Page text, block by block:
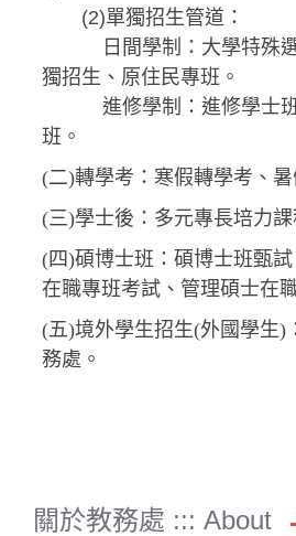
(2)單獨招生管道：
日間學制：大學特殊選
獨招生、原住民專班。
進修學制：進修學士班
班。
(二)轉學考：寒假轉學考、
(三)學士後：多元專長培力課
(四)碩博士班：碩博士班甄
在職專班考試、管理碩士在
(五)境外學生招生(外國學生)
務處。
關於教務處 ::: About